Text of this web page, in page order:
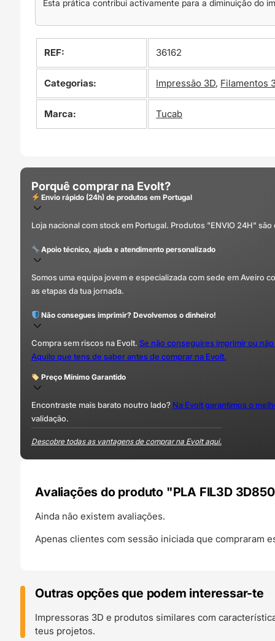
Esta prática contribui activamente para a diminuição do
REF: 36162
Categorias: Impressão 3D, Filamentos
Marca: Tucab
Porquê comprar na Evolt?
Envio rápido (24h) de produtos em Portugal
Loja nacional com stock em Portugal. Produtos "ENVIO 24H"
Apoio técnico, ajuda e atendimento personalizado
Somos uma equipa jovem e especializada com sede em Aveiro
as etapas da tua jornada.
Não consegues imprimir? Devolvemos o dinheiro!
Compra sem riscos na Evolt. Se não conseguires imprimir ou
Aquilo que tens de saber antes de comprar na Evolt.
Preço Mínimo Garantido
Encontraste mais barato noutro lado? Na Evolt garantimos o
validação.
Descobre todas as vantagens de comprar na Evolt aqui.
Avaliações do produto "PLA FIL3D
Ainda não existem avaliações.
Apenas clientes com sessão iniciada que compraram
Outras opções que podem interessar-te
Impressoras 3D e produtos similares com
teus projetos.